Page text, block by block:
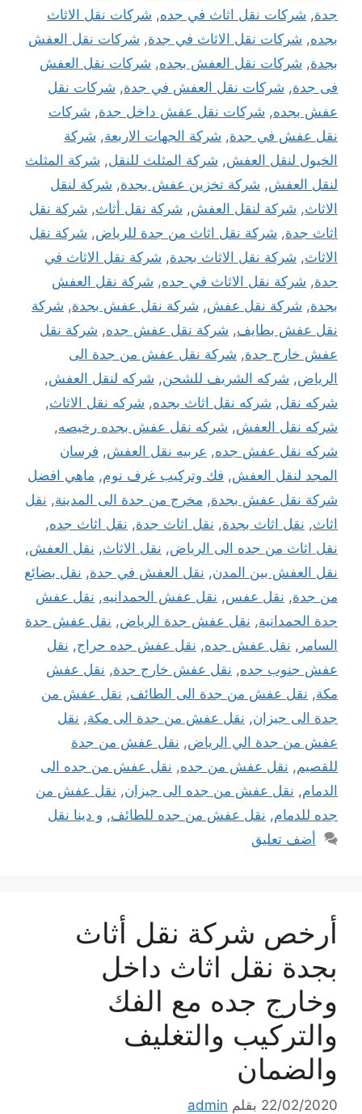
جدة, شركات نقل اثاث في جده, شركات نقل الاثاث
بجده, شركات نقل الاثاث في جدة, شركات نقل العفش
بجدة, شركات نقل العفش بجده, شركات نقل العفش
فى جدة, شركات نقل العفش في جدة, شركات نقل
عفش بجده, شركات نقل عفش داخل جدة, شركات
نقل عفش في جدة, شركة الجهات الاربعة, شركة
الخيول لنقل العفش, شركة المثلث للنقل, شركة المثلث
لنقل العفش, شركة تخزين عفش بجدة, شركة لنقل
الاثاث, شركة لنقل العفش, شركة نقل أثاث, شركة نقل
اثاث جدة, شركة نقل اثاث من جدة للرياض, شركة نقل
الاثاث, شركة نقل الاثاث بجدة, شركة نقل الاثاث في
جدة, شركة نقل الاثاث في جده, شركة نقل العفش
بجدة, شركة نقل عفش, شركة نقل عفش بجدة, شركة
نقل عفش بطايف, شركة نقل عفش جده, شركة نقل
عفش خارج جدة, شركة نقل عفش من جدة الى
الرياض, شركه الشريف للشحن, شركه لنقل العفش,
شركه نقل, شركه نقل اثاث بجده, شركه نقل الاثاث,
شركه نقل العفش, شركه نقل عفش بجده رخيصه,
شركه نقل عفش جده, عربيه نقل العفش, فرسان
المجد لنقل العفش, فك وتركيب غرف نوم, ماهي افضل
شركة نقل عفش بجدة, مخرج من جدة الى المدينة, نقل
اثاث, نقل اثاث بجدة, نقل اثاث جدة, نقل اثاث جده,
نقل اثاث من جده الى الرياض, نقل الاثاث, نقل العفش,
نقل العفش بين المدن, نقل العفش في جدة, نقل بضائع
من جدة, نقل عفس, نقل عفش الحمدانيه, نقل عفش
جدة الحمدانية, نقل عفش جدة الرياض, نقل عفش جدة
السامر , نقل عفش جده, نقل عفش جده حراج, نقل
عفش جنوب جده, نقل عفش خارج جدة, نقل عفش
مكة, نقل عفش من جدة الى الطائف, نقل عفش من
جدة الى جيزان, نقل عفش من جدة الى مكة, نقل
عفش من جدة الي الرياض, نقل عفش من جدة
للقصيم, نقل عفش من جده, نقل عفش من جده الى
الدمام, نقل عفش من جده الى جيزان, نقل عفش من
جده للدمام, نقل عفش من جده للطائف, و دينا نقل
أضف تعليق
أرخص شركة نقل أثاث
بجدة نقل اثاث داخل
وخارج جده مع الفك
والتركيب والتغليف
والضمان
22/02/2020 بقلم admin